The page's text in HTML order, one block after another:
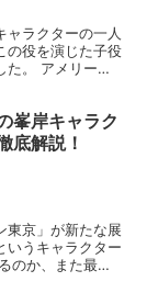
ャラクターの一人
の役を演じた子役
た。 アメリー役
峯岸キャラク
底解説！
東京」が新たな展
いうキャラクター
のか、また最新